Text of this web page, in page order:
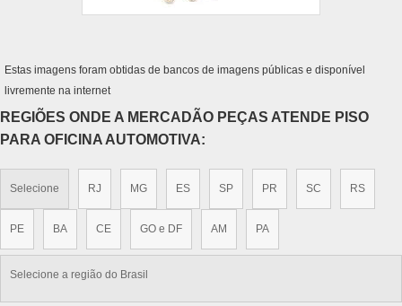
Estas imagens foram obtidas de bancos de imagens públicas e disponível
livremente na internet
REGIÕES ONDE A MERCADÃO PEÇAS ATENDE PISO
PARA OFICINA AUTOMOTIVA:
Selecione RJ MG ES SP PR SC RS
PE BA CE GO e DF AM PA
Selecione a região do Brasil